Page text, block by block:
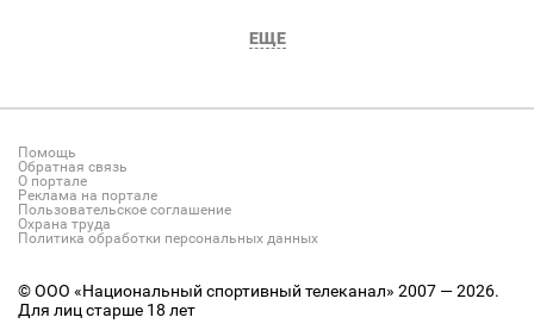
ЕЩЕ
Помощь
Обратная связь
О портале
Реклама на портале
Пользовательское соглашение
Охрана труда
Политика обработки персональных данных
© ООО «Национальный спортивный телеканал» 2007 — 2026.
Для лиц старше 18 лет